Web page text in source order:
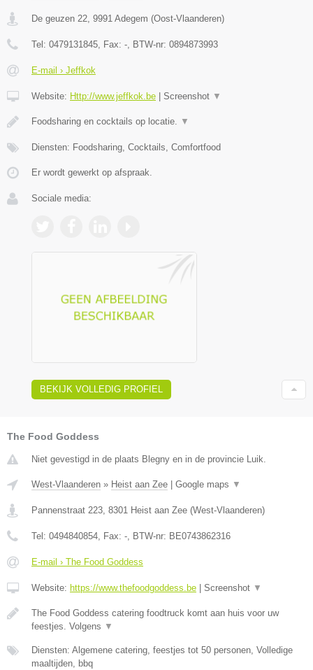
De geuzen 22, 9991 Adegem (Oost-Vlaanderen)
Tel: 0479131845, Fax: -, BTW-nr: 0894873993
E-mail › Jeffkok
Website: Http://www.jeffkok.be Screenshot ▼
Foodsharing en cocktails op locatie. ▼
Diensten: Foodsharing, Cocktails, Comfortfood
Er wordt gewerkt op afspraak.
Sociale media:
BEKIJK VOLLEDIG PROFIEL
The Food Goddess
Niet gevestigd in de plaats Blegny en in de provincie Luik.
West-Vlaanderen » Heist aan Zee Google maps ▼
Pannenstraat 223, 8301 Heist aan Zee (West-Vlaanderen)
Tel: 0494840854, Fax: -, BTW-nr: BE0743862316
E-mail › The Food Goddess
Website: https://www.thefoodgoddess.be Screenshot ▼
The Food Goddess catering foodtruck komt aan huis voor uw
feestjes. Volgens ▼
Diensten: Algemene catering, feestjes tot 50 personen, Volledige
maaltijden, bbq